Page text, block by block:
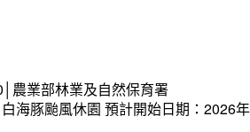
農業部林業及自然保育署
海豚颱風休園 預計開始日期：2026